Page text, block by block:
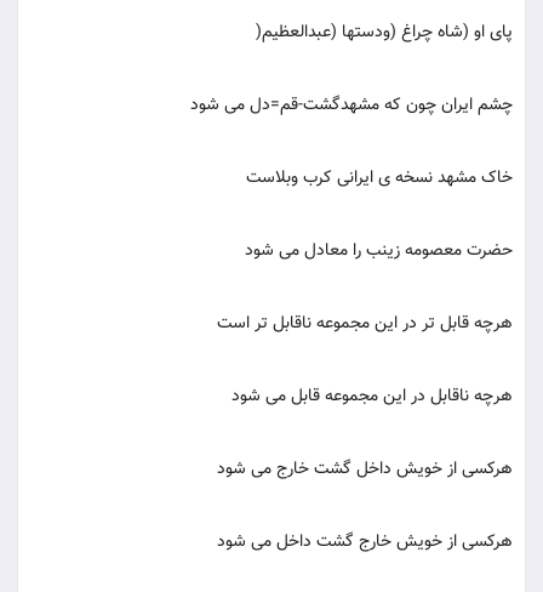
پای او (شاه چراغ (ودستها (عبدالعظیم(
چشم ایران چون که مشهدگشت-قم=دل می شود
خاک مشهد نسخه ی ایرانی کرب وبلاست
حضرت معصومه زینب را معادل می شود
هرچه قابل تر در این مجموعه ناقابل تر است
هرچه ناقابل در این مجموعه قابل می شود
هرکسی از خویش داخل گشت خارج می شود
هرکسی از خویش خارج گشت داخل می شود